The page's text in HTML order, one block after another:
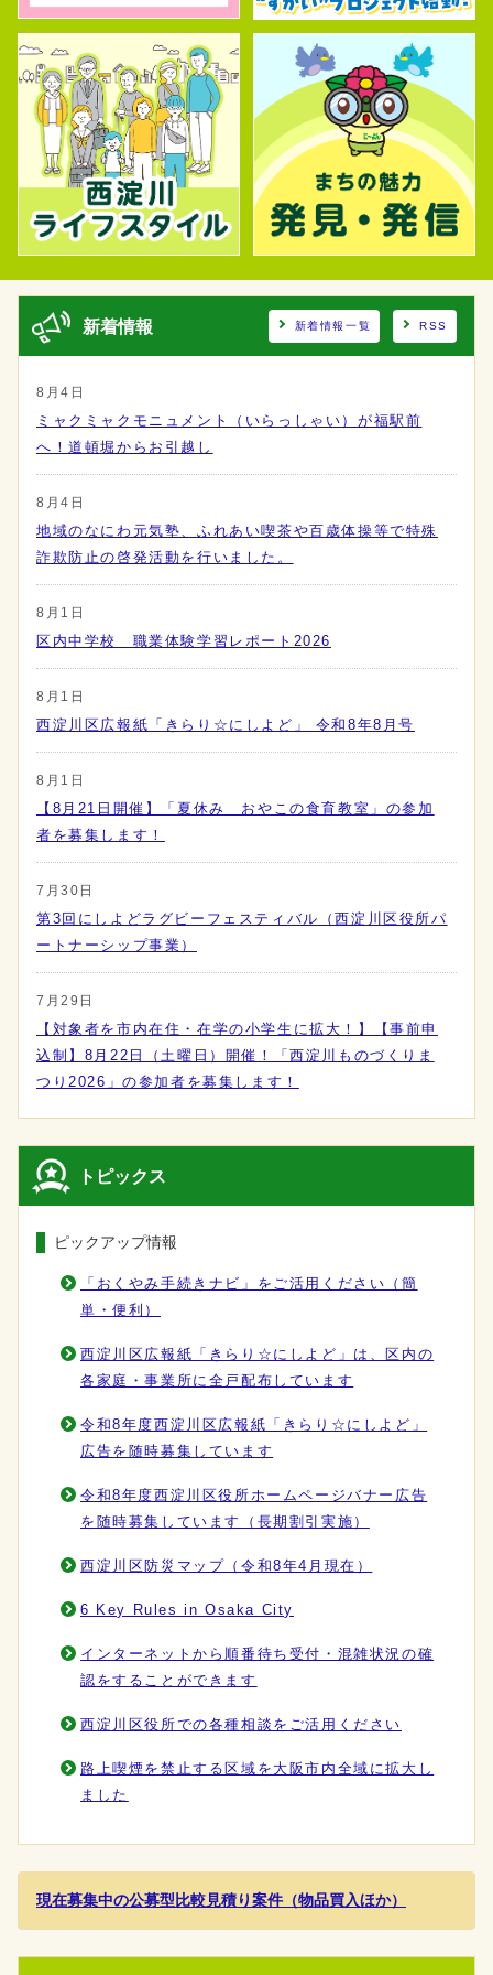
新着情報 新着情報一覧 RSS
8月4日
ミャクミャクモニュメント（いらっしゃい）が福駅前
へ！道頓堀からお引越し
8月4日
地域のなにわ元気塾、ふれあい喫茶や百歳体操等で特殊
詐欺防止の啓発活動を行いました。
8月1日
区内中学校 職業体験学習レポート2026
8月1日
西淀川区広報紙「きらり☆にしよど」 令和8年8月号
8月1日
【8月21日開催】「夏休み おやこの食育教室」の参加
者を募集します！
7月30日
第3回にしよどラグビーフェスティバル（西淀川区役所パ
ートナーシップ事業）
7月29日
【対象者を市内在住・在学の小学生に拡大！】【事前申
込制】8月22日（土曜日）開催！「西淀川ものづくりま
つり2026」の参加者を募集します！
トピックス
ピックアップ情報
「おくやみ手続きナビ」をご活用ください（簡
単・便利）
西淀川区広報紙「きらり☆にしよど」は、区内の
各家庭・事業所に全戸配布しています
令和8年度西淀川区広報紙「きらり☆にしよど」
広告を随時募集しています
令和8年度西淀川区役所ホームページバナー広告
を随時募集しています（長期割引実施）
西淀川区防災マップ（令和8年4月現在）
6 Key Rules in Osaka City
インターネットから順番待ち受付・混雑状況の確
認をすることができます
西淀川区役所での各種相談をご活用ください
路上喫煙を禁止する区域を大阪市内全域に拡大し
ました
現在募集中の公募型比較見積り案件（物品買入ほか）